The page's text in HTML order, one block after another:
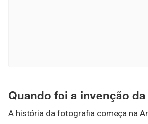
Quando foi a invenção
A história da fotografia começa na